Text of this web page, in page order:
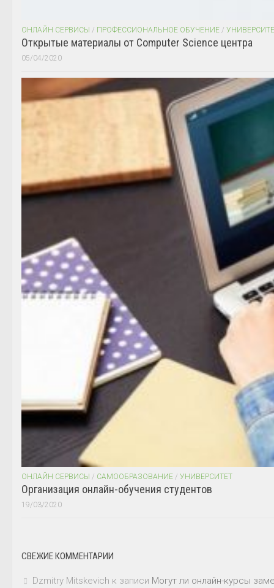
ОНЛАЙН СЕРВИСЫ / ПРОФЕССИОНАЛЬНОЕ ОБУЧЕНИЕ /
Открытые материалы от Computer Science центра
05/04/2020
ОНЛАЙН СЕРВИСЫ / САМООБРАЗОВАНИЕ / УНИВЕРСИТЕТ
Организация онлайн-обучения студентов
19/03/2020
СВЕЖИЕ КОММЕНТАРИИ
Dzmitry Mitskevich к записи Могут ли онлайн-курсы